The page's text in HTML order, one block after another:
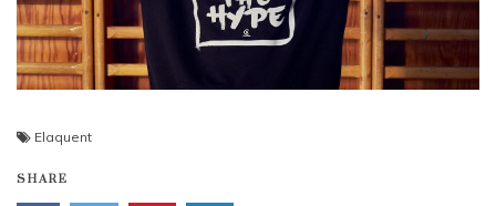
Elaquent
SHARE